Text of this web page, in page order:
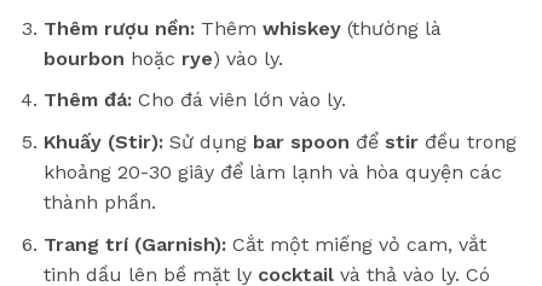
Thêm rượu nền:Thêm whiskey(thường là
bourbon hoặc rye) vào ly.
Thêm đá:Cho đá viên lớn vào ly.
Khuấy (Stir):Sử dụng bar spoon để stirđều trong
khoảng 20-30 giây để làm lạnh và hòa quyện các
thành phần.
Trang trí (Garnish):Cắt một miếng vỏ cam, vắt
tinh dầu lên bề mặt ly cocktailvà thả vào ly. Có